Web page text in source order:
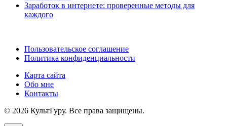
Заработок в интернете: проверенные методы для
каждого
Пользовательское соглашение
Политика конфиденциальности
Карта сайта
Обо мне
Контакты
© 2026 КультГуру. Все права защищены.